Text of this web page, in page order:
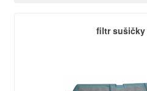
filtr sušičky